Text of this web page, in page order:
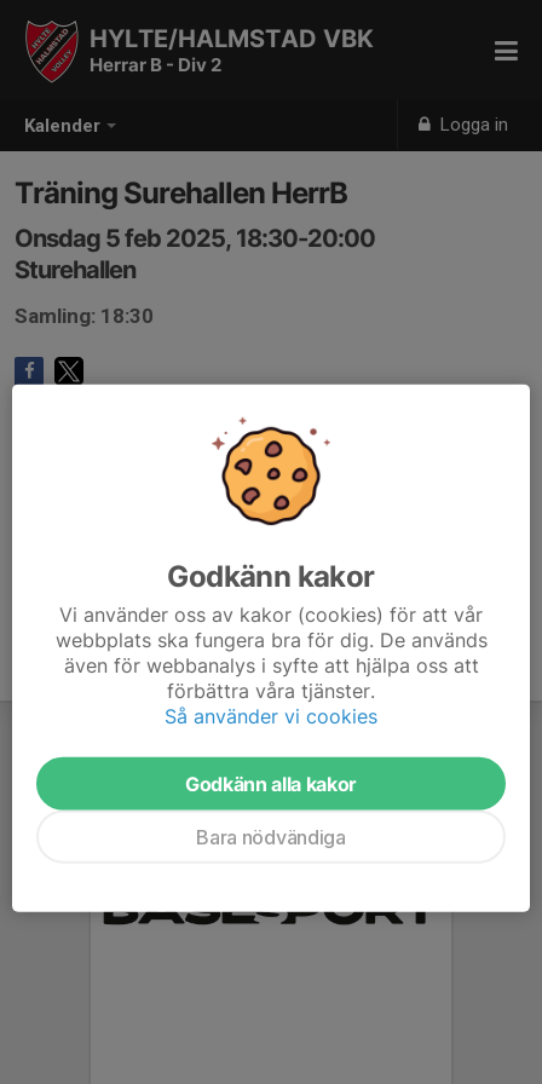
Kalender Logga in
HYLTE/HALMSTAD VBK
Herrar B - Div 2
Träning Surehallen HerrB
Onsdag 5 feb 2025, 18:30-20:00
Sturehallen
Samling: 18:30
Godkänn kakor
Vi använder oss av kakor (cookies) för att vår
webbplats ska fungera bra för dig. De används
även för webbanalys i syfte att hjälpa oss att
förbättra våra tjänster.
Så använder vi cookies
Godkänn alla kakor
Bara nödvändiga